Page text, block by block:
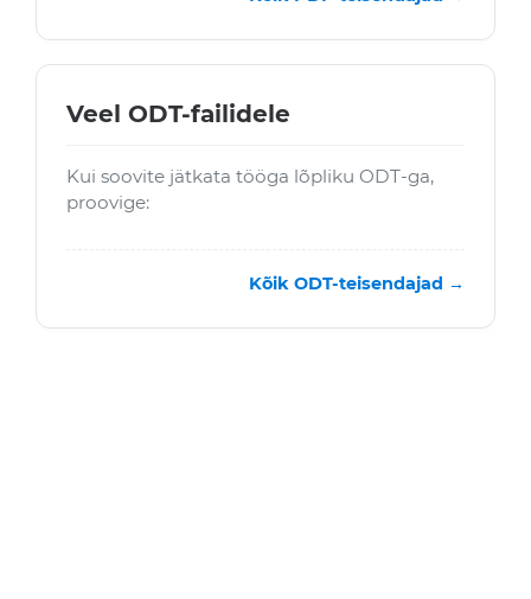
Veel ODT-failidele
Kui soovite jätkata tööga lõpliku ODT-ga,
proovige:
Kõik ODT-teisendajad →